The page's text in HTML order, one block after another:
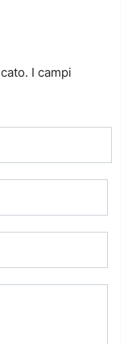
I campi